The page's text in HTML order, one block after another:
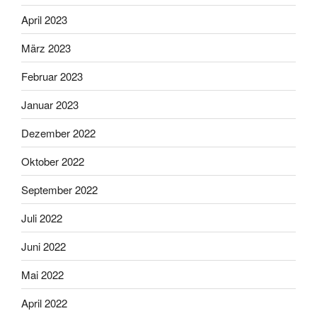
April 2023
März 2023
Februar 2023
Januar 2023
Dezember 2022
Oktober 2022
September 2022
Juli 2022
Juni 2022
Mai 2022
April 2022